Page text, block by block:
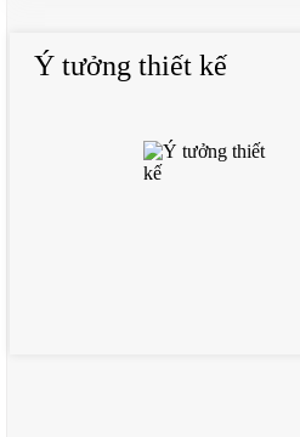
Ý tưởng thiết kế